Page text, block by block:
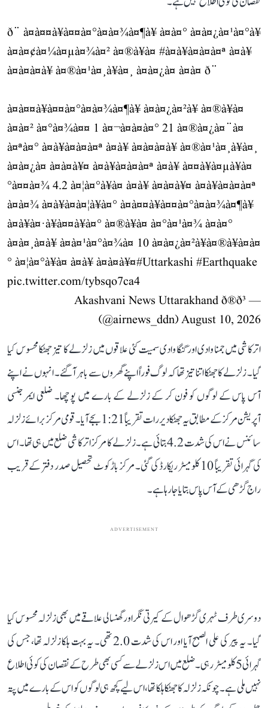
ð¨ à¤à¤¤à¥à¤¤à¤°à¤à¤¾à¤¶à¥ à¤à¤° à¤à¤¿à¤¹à¤°à¥
à¤à¤¢à¤¼à¤µà¤¾à¤² à¤®à¥à¤ #à¤­à¥à¤à¤à¤ª à¤à¥
à¤à¤à¤à¥ à¤®à¤¹à¤¸à¥à¤¸ à¤à¤¿à¤ à¤à¤ ð¨
à¤à¤¤à¥à¤¤à¤°à¤à¤¾à¤¶à¥ à¤à¤¿à¤²à¥ à¤®à¥à¤
à¤à¤² à¤°à¤¾à¤¤ 1 à¤¬à¤à¤à¤° 21 à¤®à¤¿à¤¨à¤
à¤ªà¤° à¤­à¥à¤à¤à¤ª à¤à¥ à¤à¤à¤à¥ à¤®à¤¹à¤¸à¥à¤¸
à¤à¤¿à¤ à¤à¤à¥¤ à¤­à¥à¤à¤à¤ª à¤à¥ à¤¤à¥à¤µà¥à¤
°à¤¤à¤¾ 4.2 à¤¦à¤°à¥à¤ à¤à¥ à¤à¤à¥¤ à¤­à¥à¤à¤à¤ª
à¤à¤¾ à¤à¥à¤à¤¦à¥à¤° à¤à¤¤à¥à¤¤à¤°à¤à¤¾à¤¶à¥
à¤à¥à¤·à¥à¤¤à¥à¤° à¤®à¥à¤ à¤°à¤¹à¤¾ à¤à¤°
à¤à¤¸à¤à¥ à¤à¤¹à¤°à¤¾à¤ 10 à¤à¤¿à¤²à¥à¤®à¥à¤à¤
° à¤¦à¤°à¥à¤ à¤à¥ à¤à¤à¥¤#Uttarkashi #Earthquake
pic.twitter.com/tybsqo7ca4
— Akashvani News Uttarakhand ð®ð³
(@airnews_ddn)August 10, 2026
اترکاشی میں جمنا وادی اور گنگا وادی سمیت کئی علاقوں میں زلزلے کا تیز جھٹکا محسوس کیا
گیا۔ زلزلے کا جھٹکا اتنا تیز تھا کہ لوگ فوراً اپنے گھروں سے باہر آ گئے۔ انہوں نے اپنے
آس پاس کے لوگوں کو فون کر کے زلزلے کے بارے میں پوچھا۔ ضلعی ایمرجنسی
آپریشن مرکز کے مطابق یہ جھٹکا دیر رات تقریباً 1:21 بجے آیا۔ قومی مرکز برائے زلزلہ
سائنس نے اس کی شدت 4.2 بتائی ہے۔ زلزلے کا مرکز اترکاشی ضلع میں ہی تھا۔ اس
کی گہرائی تقریباً 10 کلومیٹر ریکارڈ کی گئی۔ مرکز باڑکوٹ تحصیل صدر دفتر کے قریب
راج گڑھی کے آس پاس بتایا جا رہا ہے۔
ADVERTISEMENT
دوسری طرف ٹہری گڑھوال کے کیرتی نگر اور گھنسالی علاقے میں بھی زلزلہ محسوس کیا
گیا۔ یہ پیر کی علی الصبح آیا اور اس کی شدت 2.0 تھی۔ یہ بہت ہلکا زلزلہ تھا، جس کی
گہرائی 5 کلومیٹر رہی۔ ضلع میں اس زلزلے سے کسی بھی طرح کے نقصان کی کوئی اطلاع
نہیں ملی ہے۔ چونکہ زلزلہ کا جھٹکا ہلکا تھا، اس لیے کچھ ہی لوگوں کو اس کے بارے میں پتہ